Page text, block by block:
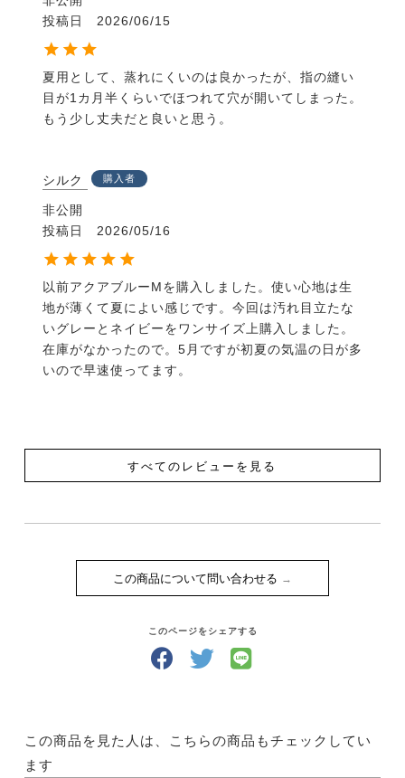
投稿日
2026/06/15
夏用として、蒸れにくいのは良かったが、指の縫い
目が1カ月半くらいでほつれて穴が開いてしまった。
シルク 購入者
非公開
投稿日
2026/05/16
以前アクアブルーMを購入しました。使い心地は生
地が薄くて夏によい感じです。今回は汚れ目立たな
いグレーとネイビーをワンサイズ上購入しました。
在庫がなかったので。5月ですが初夏の気温の日が多
いので早速使ってます。
すべてのレビューを見る
この商品について問い合わせる
このページをシェアする
この商品を見た人は、こちらの商品もチェックしてい
ます